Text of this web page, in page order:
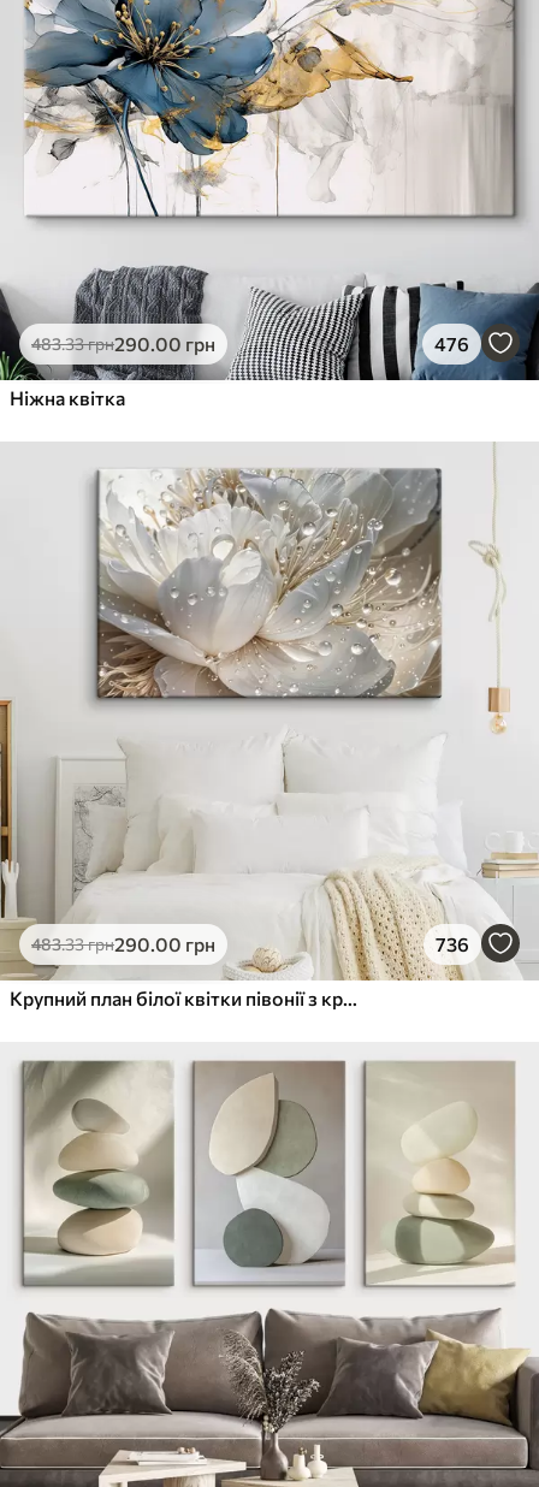
483.33грн290.00 грн 476
Ніжна квітка
483.33грн290.00 грн 736
Крупний план білої квітки півонії з крапельками води на пелюстках на розмитому фоні